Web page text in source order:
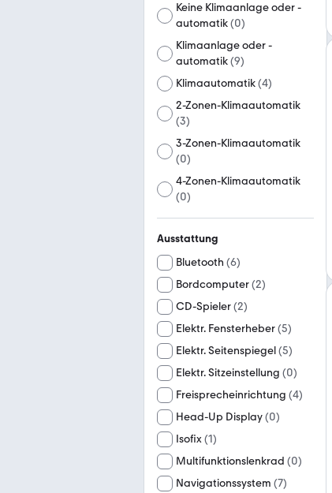
Keine Klimaanlage oder -
automatik(0)
Klimaanlage oder -
automatik(9)
Klimaautomatik(4)
2-Zonen-Klimaautomatik
(3)
3-Zonen-Klimaautomatik
(0)
4-Zonen-Klimaautomatik
(0)
Ausstattung
Bluetooth (6)
Bordcomputer(2)
CD-Spieler(2)
Elektr. Fensterheber(5)
Elektr. Seitenspiegel(5)
Elektr. Sitzeinstellung (0)
Freisprecheinrichtung (4)
Head-Up Display(0)
Isofix(1)
Multifunktionslenkrad (0)
Navigationssystem (7)